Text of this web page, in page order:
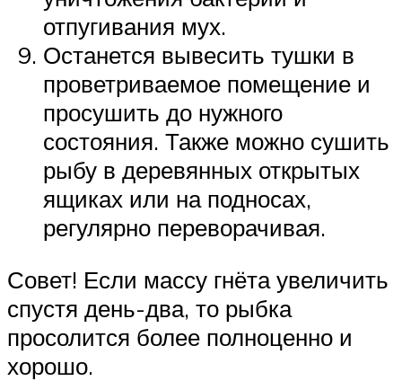
отпугивания мух.
Останется вывесить тушки в
проветриваемое помещение и
просушить до нужного
состояния. Также можно сушить
рыбу в деревянных открытых
ящиках или на подносах,
регулярно переворачивая.
Совет! Если массу гнёта увеличить
спустя день-два, то рыбка
просолится более полноценно и
хорошо.